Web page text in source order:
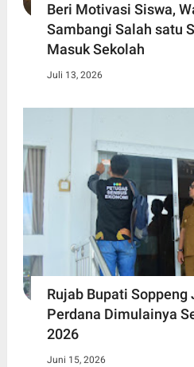
Beri Motivasi Siswa,
Sambangi Salah satu
Masuk Sekolah
Juli 13, 2026
Rujab Bupati
Perdana Dimulainya
2026
Juni 15, 2026